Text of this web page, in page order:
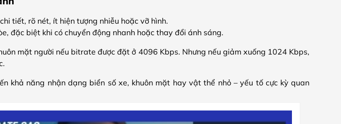
tiết, rõ nét, ít hiện tượng nhiễu hoặc vỡ hình.
đặc biệt khi có chuyển động nhanh hoặc thay đổi ánh sáng.
mặt người nếu bitrate được đặt ở 4096 Kbps. Nhưng nếu giảm xuống 1024 Kbps,
khả năng nhận dạng biển số xe, khuôn mặt hay vật thể nhỏ – yếu tố cực kỳ quan